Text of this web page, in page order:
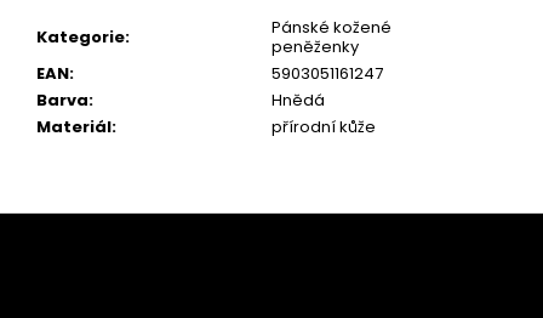
Kategorie:
Pánské kožené
peněženky
EAN:
5903051161247
Barva:
Hnědá
Materiál: přírodní kůže
Z